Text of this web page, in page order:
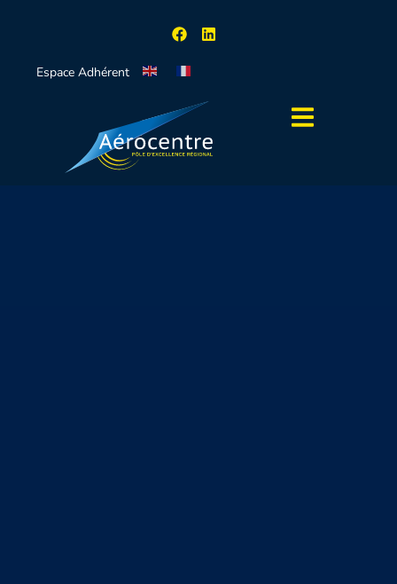
Espace Adhérent